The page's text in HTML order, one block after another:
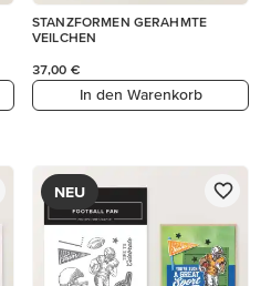
STANZFORMEN GERAHMTE
VEILCHEN
37,00 €
In den Warenkorb
NEU